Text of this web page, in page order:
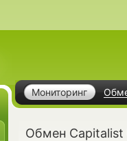
Мониторинг
Обмен Capitalist